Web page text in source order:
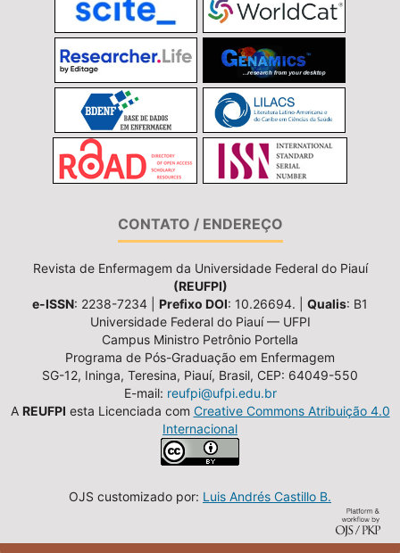
CONTATO / ENDEREÇO
Revista de Enfermagem da Universidade Federal do Piauí
(REUFPI)
e-ISSN: 2238-7234 | Prefixo DOI: 10.26694. | Qualis: B1
Universidade Federal do Piauí — UFPI
Campus Ministro Petrônio Portella
Programa de Pós-Graduação em Enfermagem
SG-12, Ininga, Teresina, Piauí, Brasil, CEP: 64049-550
E-mail: reufpi@ufpi.edu.br
A REUFPI esta Licenciada com Creative Commons Atribuição 4.0
Internacional
OJS customizado por: Luis Andrés Castillo B.